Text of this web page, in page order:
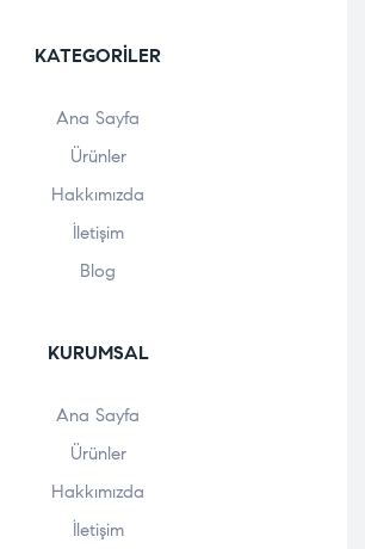
KATEGORILER
Ana Sayfa
Ürünler
Hakkımızda
İletişim
Blog
KURUMSAL
Ana Sayfa
Ürünler
Hakkımızda
İletişim